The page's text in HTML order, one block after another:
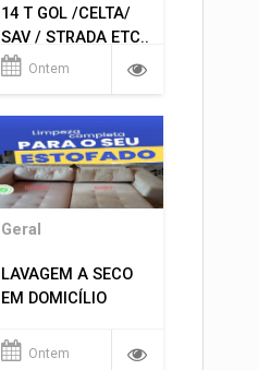
14 T GOL /CELTA/
SAV / STRADA ETC..
R$ 219,99
Ontem
Geral
LAVAGEM A SECO
EM DOMICÍLIO
Ontem